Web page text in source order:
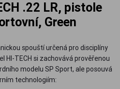
.22 LR, pistole
Green
spouští určená pro disciplíny
HI-TECH si zachovává prověřenou
modelu SP Sport, ale posouvá
technologiím: